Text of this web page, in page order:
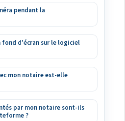
pendant la
fond d'écran sur le logiciel
mon notaire est-elle
par mon notaire sont-ils
?